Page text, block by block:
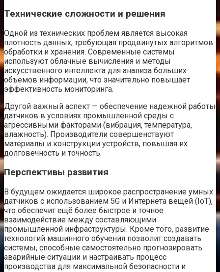
Технические сложности и решения
Одной из технических проблем является высокая
плотность данных, требующая продвинутых алгоритмов
обработки и хранения. Современные системы
используют облачные вычисления и методы
искусственного интеллекта для анализа больших
объемов информации, что значительно повышает
эффективность мониторинга.
Другой важный аспект — обеспечение надежной работы
датчиков в условиях промышленной среды с
агрессивными факторами (вибрация, температура,
влажность). Производители совершенствуют
материалы и конструкции устройств, повышая их
долговечность и точность.
Перспективы развития
В будущем ожидается широкое распространение умных
датчиков с использованием 5G и Интернета вещей (IoT),
что обеспечит ещё более быстрое и точное
взаимодействие между составляющими
промышленной инфраструктуры. Кроме того, развитие
технологий машинного обучения позволит создавать
системы, способные самостоятельно прогнозировать
аварийные ситуации и настраивать процесс
производства для максимальной безопасности и